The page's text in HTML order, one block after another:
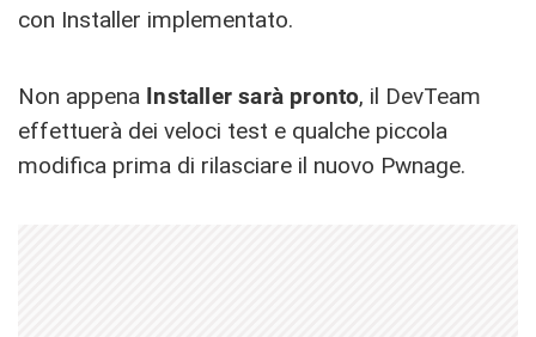
con Installer implementato.
Non appena Installer sarà pronto, il DevTeam
effettuerà dei veloci test e qualche piccola
modifica prima di rilasciare il nuovo Pwnage.